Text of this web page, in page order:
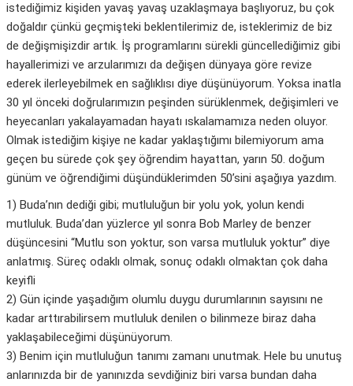
istediğimiz kişiden yavaş yavaş uzaklaşmaya başlıyoruz, bu çok
doğaldır çünkü geçmişteki beklentilerimiz de, isteklerimiz de biz
de değişmişizdir artık. İş programlarını sürekli güncellediğimiz gibi
hayallerimizi ve arzularımızı da değişen dünyaya göre revize
ederek ilerleyebilmek en sağlıklısı diye düşünüyorum. Yoksa inatla
30 yıl önceki doğrularımızın peşinden sürüklenmek, değişimleri ve
heyecanları yakalayamadan hayatı ıskalamamıza neden oluyor.
Olmak istediğim kişiye ne kadar yaklaştığımı bilemiyorum ama
geçen bu sürede çok şey öğrendim hayattan, yarın 50. doğum
günüm ve öğrendiğimi düşündüklerimden 50’sini aşağıya yazdım.
1) Buda’nın dediği gibi; mutluluğun bir yolu yok, yolun kendi
mutluluk. Buda’dan yüzlerce yıl sonra Bob Marley de benzer
düşüncesini “Mutlu son yoktur, son varsa mutluluk yoktur” diye
anlatmış. Süreç odaklı olmak, sonuç odaklı olmaktan çok daha
keyifli
2) Gün içinde yaşadığım olumlu duygu durumlarının sayısını ne
kadar arttırabilirsem mutluluk denilen o bilinmeze biraz daha
yaklaşabileceğimi düşünüyorum.
3) Benim için mutluluğun tanımı zamanı unutmak. Hele bu unutuş
anlarınızda bir de yanınızda sevdiğiniz biri varsa bundan daha